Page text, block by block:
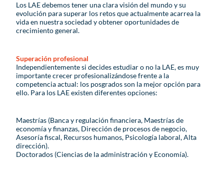
Los LAE debemos tener una clara visión del mundo y su
evolución para superar los retos que actualmente acarrea la
vida en nuestra sociedad y obtener oportunidades de
crecimiento general.
Superación profesional
Independientemente si decides estudiar o no la LAE, es muy
importante crecer profesionalizándose frente a la
competencia actual: los posgrados son la mejor opción para
ello. Para los LAE existen diferentes opciones:
Maestrías (Banca y regulación financiera, Maestrías de
economía y finanzas, Dirección de procesos de negocio,
Asesoría fiscal, Recursos humanos, Psicología laboral, Alta
dirección).
Doctorados (Ciencias de la administración y Economía).